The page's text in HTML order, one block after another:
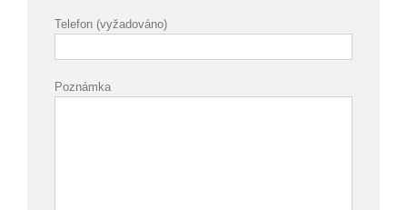
Telefon (vyžadováno)
Poznámka